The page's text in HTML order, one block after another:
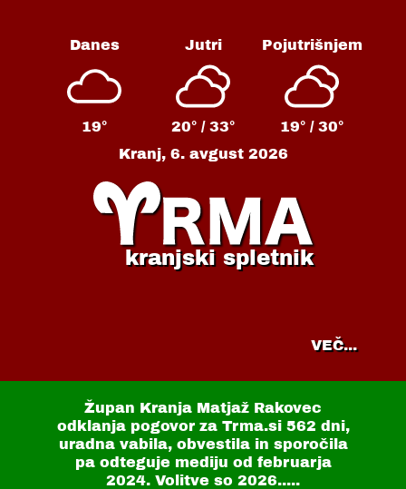
Danes
19°
Jutri
20° / 33°
Pojutrišnjem
19° / 30°
Kranj, 6. avgust 2026
kranjski spletnik
VEČ...
Župan Kranja Matjaž Rakovec
odklanja pogovor za Trma.si 562 dni,
uradna vabila, obvestila in sporočila
pa odteguje mediju od februarja
2024. Volitve so 2026.....